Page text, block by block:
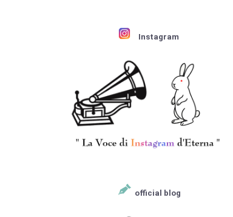
Instagram
official blog